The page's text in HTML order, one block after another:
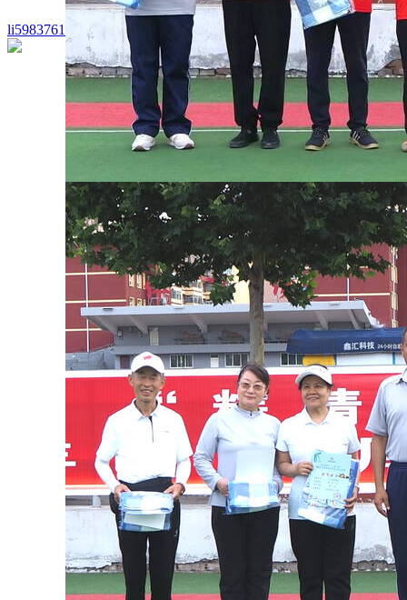
li5983761